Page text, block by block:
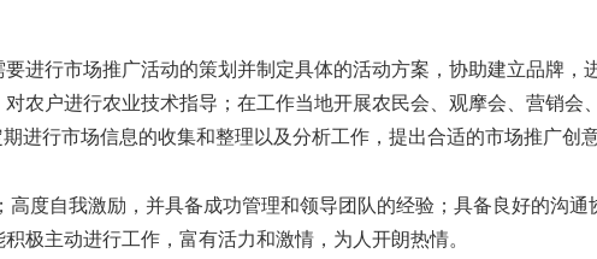
进行市场推广活动的策划并制定具体的活动方案，协助建立品牌，
农户进行农业技术指导；在工作当地开展农民会、观摩会、营销会
期进行市场信息的收集和整理以及分析工作，提出合适的市场推广创意
高度自我激励，并具备成功管理和领导团队的经验；具备良好的沟
极主动进行工作，富有活力和激情，为人开朗热情。